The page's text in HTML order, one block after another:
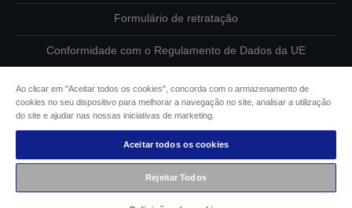
Formulário de retratação
Conformidade com o Regulamento de Dados da UE
Informações sobre cookies
Compromisso da Epson para com a acessibilidade
Copyright © 2026 Seiko Epson
Ao clicar em "Aceitar todos os cookies", concorda com o armazenamento de
cookies no seu dispositivo para melhorar a navegação no site, analisar a utilização
do site e ajudar nas nossas iniciativas de marketing.
Aceitar todos os cookies
Rejeitar Todos